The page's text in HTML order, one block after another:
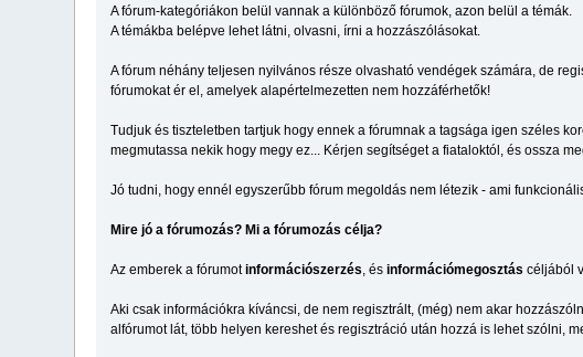
A fórum-kategóriákon belül vannak a különböző fórumok, azon belül a témák.
A témákba belépve lehet látni, olvasni, írni a hozzászólásokat.
A fórum néhány teljesen nyilvános része olvasható vendégek számára, de
fórumokat ér el, amelyek alapértelmezetten nem hozzáférhetők!
Tudjuk és tiszteletben tartjuk hogy ennek a fórumnak a tagsága igen széles
megmutassa nekik hogy megy ez... Kérjen segítséget a fiataloktól, és ossza
Jó tudni, hogy ennél egyszerűbb fórum megoldás nem létezik - ami
Mire jó a fórumozás? Mi a fórumozás célja?
Az emberek a fórumotinformációszerzés , és információmegosztás céljából
Aki csak információkra kíváncsi, de nem regisztrált, (még) nem akar
alfórumot lát, több helyen kereshet és regisztráció után hozzá is lehet szólni,